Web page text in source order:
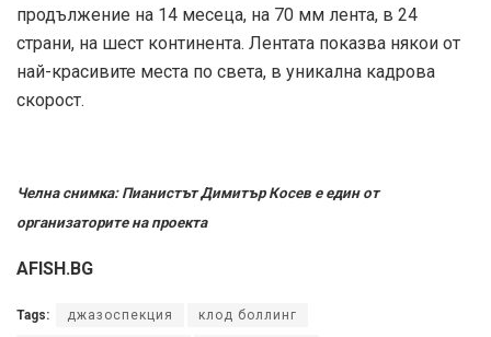
продължение на 14 месеца, на 70 мм лента, в 24
страни, на шест континента. Лентата показва някои от
най-красивите места по света, в уникална кадрова
скорост.
Челна снимка: Пианистът Димитър Косев е един от
организаторите на проекта
AFISH.BG
Tags: джазоспекция клод боллинг